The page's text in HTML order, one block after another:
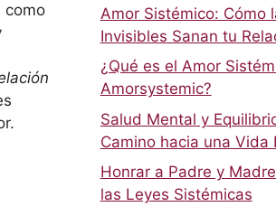
como
Amor Sistémico: Cómo
Invisibles Sanan tu
¿Qué es el Amor
Amorsystemic?
Salud Mental y
Camino hacia una Vida
Honrar a Padre y
las Leyes Sistémicas